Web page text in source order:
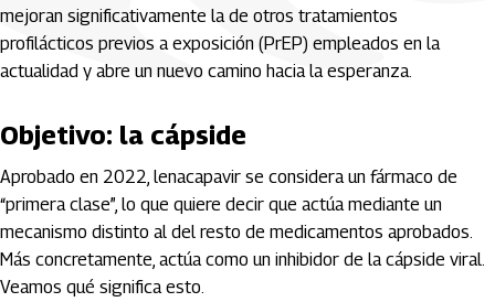
mejoran significativamente la de otros tratamientos
profilácticos previos a exposición (PrEP) empleados en la
actualidad y abre un nuevo camino hacia la esperanza.
Objetivo: la cápside
Aprobado en 2022, lenacapavir se considera un fármaco de
“primera clase”, lo que quiere decir que actúa mediante un
mecanismo distinto al del resto de medicamentos aprobados.
Más concretamente, actúa como un inhibidor de la cápside viral.
Veamos qué significa esto.